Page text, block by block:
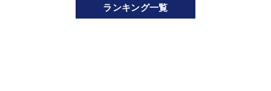
ランキング一覧